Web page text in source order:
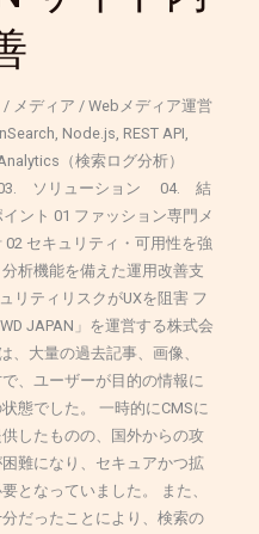
メディア / Webメディア運営
Node.js, REST API,
（検索ログ分析）
ソリューション 04. 結
ト 01 ファッション専門メ
セキュリティ・可用性を強
析機能を備えた運用改善支
リティリスクがUXを阻害 フ
JAPAN」を運営する株式会
、大量の過去記事、画像、
、ユーザーが目的の情報に
態でした。 一時的にCMSに
したものの、国外からの攻
難になり、セキュアかつ拡
となっていました。 また、
だったことにより、検索の